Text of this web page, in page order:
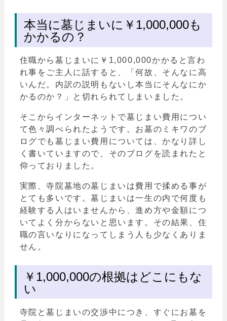
本当に墓じまいに￥1,000,000も
かかるの？
住職から墓じまいに￥1,000,000かかると言わ
れ事をご主人に話すると、「何故、そんなに高
いんだ。内訳の説明もないし本当にそんなにか
かるのか？」と切れられてしまいました。
そこからインターネットで墓じまい費用につい
て色々調べられたようです。お墓のミキワのブ
ログでも墓じまい費用については、かなり詳し
く書いていますので、そのブログを読まれたと
仰っておりました。
実際、寺院墓地の墓じまいは費用で揉める事が
とても多いです。墓じまいは一生の内で何度も
経験する人はいませんから、進め方や金額につ
いてよく分からないと思います。その結果、住
職の言いなりになってしまう人も少なくありま
せん。
￥1,000,000の根拠はどこにもな
い
寺院と墓じまいの交渉中につき、すぐにお墓を